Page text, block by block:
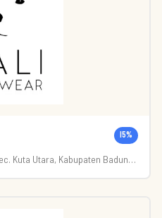
15%
Kuta Utara, Kabupaten Badung,